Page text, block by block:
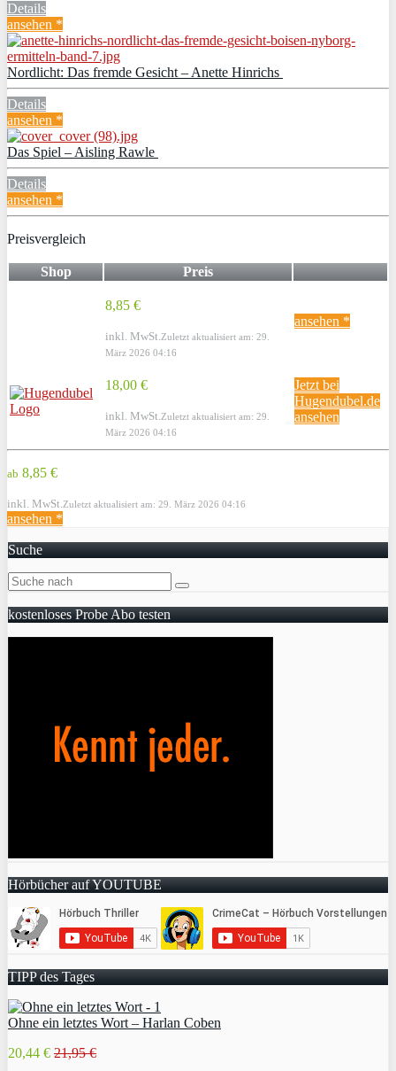
Details
ansehen *
Nordlicht: Das fremde Gesicht – Anette Hinrichs
Details
ansehen *
Das Spiel – Aisling Rawle
Details
ansehen *
Preisvergleich
Shop Preis
8,85 €
inkl. MwSt. Zuletzt aktualisiert am: 29.
März 2026 04:16
ansehen *
18,00 €
inkl. MwSt. Zuletzt aktualisiert am: 29.
März 2026 04:16
Jetzt bei
Hugendubel.de
ansehen
ab 8,85 €
inkl. MwSt. Zuletzt aktualisiert am: 29. März 2026 04:16
ansehen *
Suche
kostenloses Probe Abo testen
Hörbücher auf YOUTUBE
TIPP des Tages
Ohne ein letztes Wort – Harlan Coben
20,44 € 21,95 €